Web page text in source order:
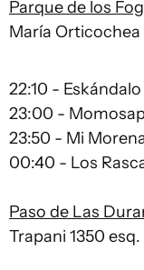
Parque de los
María Orticochea
22:10 - Eskándalo
23:00 -
23:50 - Mi
00:40 - Los
Paso de Las
Trapani 1350